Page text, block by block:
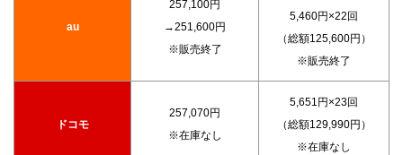
au
257,100円
→251,600円
※販売終了
5,460円×22回
（総額125,600円）
※販売終了
ドコモ
257,070円
※在庫なし
5,651円×23回
（総額129,990円）
※在庫なし